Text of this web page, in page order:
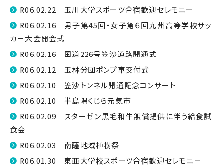
R06.02.22 玉川大学スポーツ合宿歓迎セレモニー
R06.02.16 男子第45回・女子第６回九州高等学校サッ
カー大会開会式
R06.02.16 国道226号笠沙道路開通式
R06.02.12 玉林分団ポンプ車交付式
R06.02.10 笠沙トンネル開通記念コンサート
R06.02.10 半島隅くじら元気市
R06.02.09 スターゼン黒毛和牛無償提供に伴う給食試
食会
R06.02.03 南薩地域植樹祭
R06.01.30 東亜大学校スポーツ合宿歓迎セレモニー